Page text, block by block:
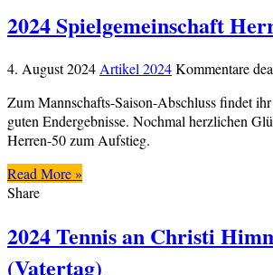
2024 Spielgemeinschaft
4. August 2024 Artikel 2024Kommentare
Zum Mannschafts-Saison-Abschluss findet
guten Endergebnisse. Nochmal herzlichen
Herren-50 zum Aufstieg.
Read More »
Share
2024 Tennis an Christi
(Vatertag)